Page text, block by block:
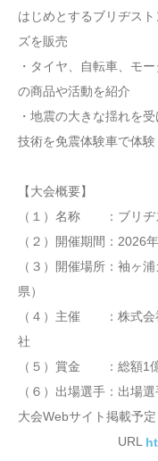
はじめとするブリヂス
ズを販売
・タイヤ、自転車、モ
の商品や活動を紹介
・地震の大きな揺れを
技術を免震体験車で体験
【大会概要】
（１）名称 ：ブリヂ
（２）開催期間：2026
（３）開催場所：袖ヶ
県）
（４）主催 ：株式会
社
（５）賞金 ：総額1
（６）出場選手：出場
大会Webサイト掲載予
URL